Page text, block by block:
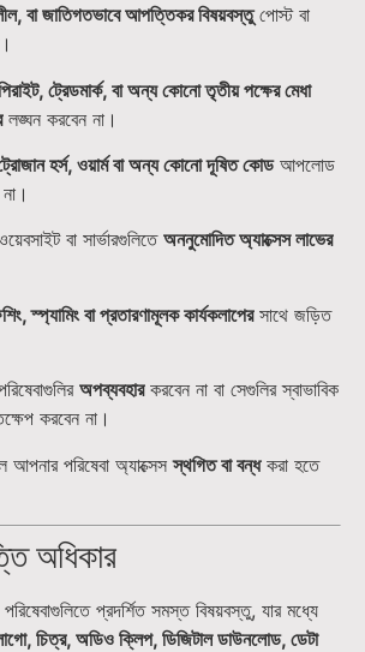
বা জাতিগতভাবে আপত্তিকর বিষয়বস্তুপোস্ট বা
ট্রেডমার্ক, বা অন্য কোনো তৃতীয় পক্ষের মেধা
লঙ্ঘন করবেন না।
হর্স, ওয়ার্ম বা অন্য কোনো দূষিত কোডআপলোড
বা সার্ভারগুলিতে অননুমোদিত অ্যাক্সেস লাভের
স্প্যামিং বা প্রতারণামূলক কার্যকলাপেরসাথে জড়িত
অপব্যবহারকরবেন না বা সেগুলির স্বাভাবিক
করবেন না।
আপনার পরিষেবা অ্যাক্সেসস্থগিত বা বন্ধকরা হতে
অধিকার
প্রদর্শিত সমস্ত বিষয়বস্তু, যার মধ্যে
চিত্র, অডিও ক্লিপ, ডিজিটাল ডাউনলোড, ডেটা